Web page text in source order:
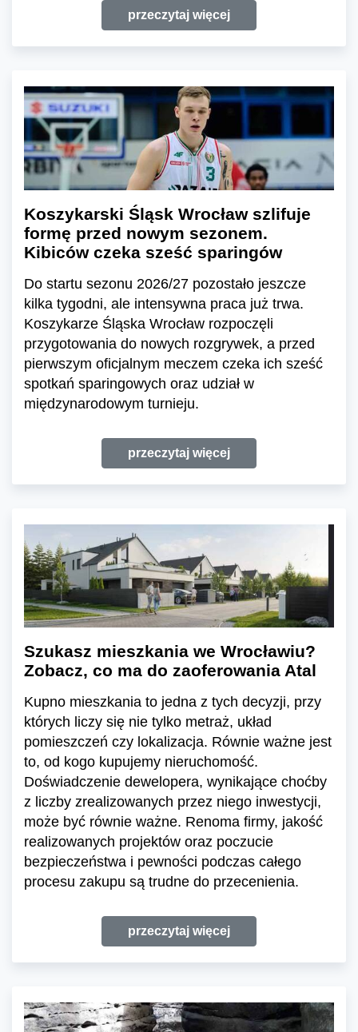
przeczytaj więcej
Koszykarski Śląsk Wrocław szlifuje
formę przed nowym sezonem.
Kibiców czeka sześć sparingów
Do startu sezonu 2026/27 pozostało jeszcze
kilka tygodni, ale intensywna praca już trwa.
Koszykarze Śląska Wrocław rozpoczęli
przygotowania do nowych rozgrywek, a przed
pierwszym oficjalnym meczem czeka ich sześć
spotkań sparingowych oraz udział w
międzynarodowym turnieju.
przeczytaj więcej
Szukasz mieszkania we Wrocławiu?
Zobacz, co ma do zaoferowania Atal
Kupno mieszkania to jedna z tych decyzji, przy
których liczy się nie tylko metraż, układ
pomieszczeń czy lokalizacja. Równie ważne jest
to, od kogo kupujemy nieruchomość.
Doświadczenie dewelopera, wynikające choćby
z liczby zrealizowanych przez niego inwestycji,
może być równie ważne. Renoma firmy, jakość
realizowanych projektów oraz poczucie
bezpieczeństwa i pewności podczas całego
procesu zakupu są trudne do przecenienia.
przeczytaj więcej